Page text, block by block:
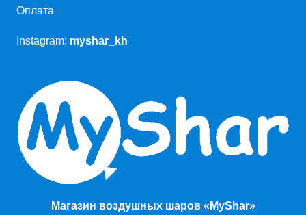
Оплата
Instagram: myshar_kh
Магазин воздушных шаров «MyShar»